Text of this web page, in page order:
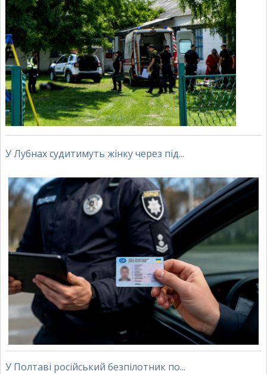
У Лубнах судитимуть жінку через під...
У Полтаві російський безпілотник по...